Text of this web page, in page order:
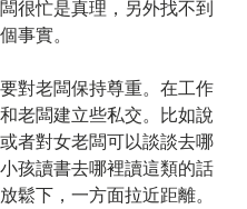
很忙是真理，另外找不到
事實。
對老闆保持尊重。在工作
老闆建立些私交。比如說
者對女老闆可以談談去哪
孩讀書去哪裡讀這類的話
鬆下，一方面拉近距離。